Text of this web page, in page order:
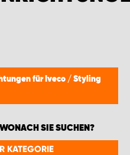
für Iveco / Styling
SIE SUCHEN?
KATEGORIE